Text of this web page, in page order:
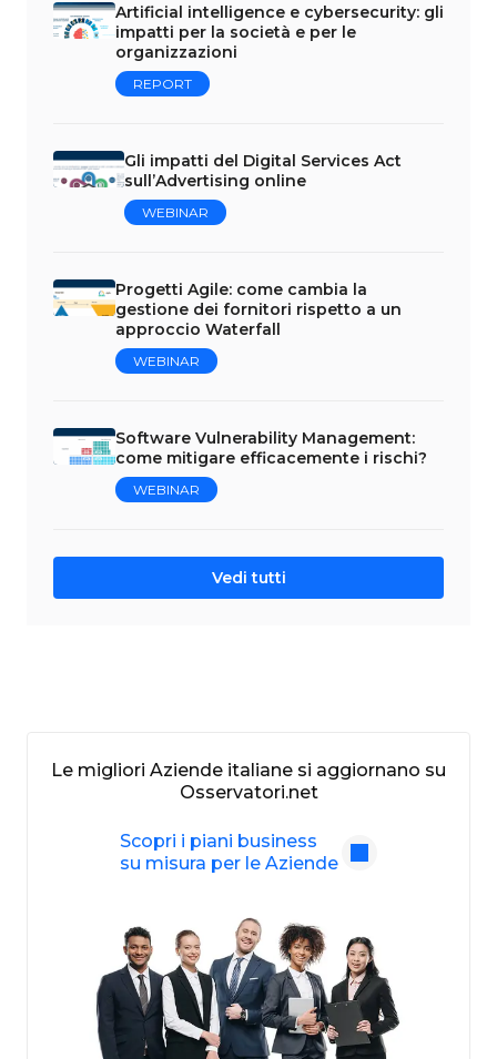
Artificial intelligence e cybersecurity: gli
impatti per la società e per le
organizzazioni
REPORT
Gli impatti del Digital Services Act
sull’Advertising online
WEBINAR
Progetti Agile: come cambia la
gestione dei fornitori rispetto a un
approccio Waterfall
WEBINAR
Software Vulnerability Management:
come mitigare efficacemente i rischi?
WEBINAR
Vedi tutti
Le migliori Aziende italiane si aggiornano su
Osservatori.net
Scopri i piani business
su misura per le Aziende